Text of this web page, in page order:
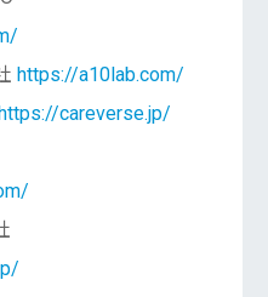
https://a10lab.com/
careverse.jp/